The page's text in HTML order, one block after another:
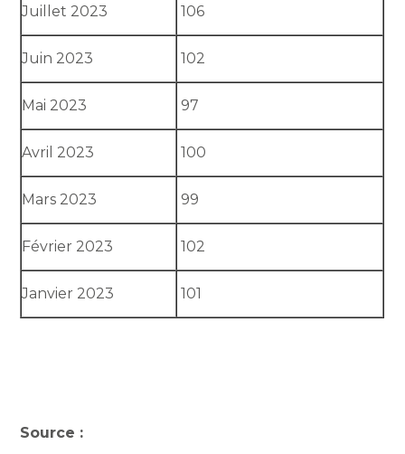
Juillet 2023 106
Juin 2023 102
Mai 2023 97
Avril 2023 100
Mars 2023 99
Février 2023 102
Janvier 2023 101
Source :